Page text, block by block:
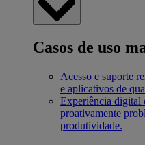
Casos de uso
Acesso e suporte
e aplicativos de
Experiência
proativamente
produtividade.